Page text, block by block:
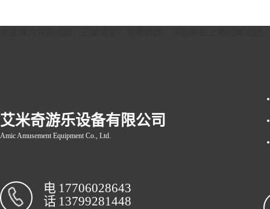
艾米奇游乐设备有限公司
Amic Amusement Equipment Co., Ltd.
电
话
17706028643
13799281448